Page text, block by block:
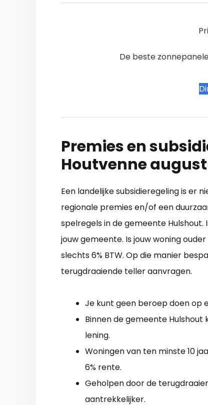
De beste
Premies en
Houtvenne
Een landelijke subsidieregeling is er
regionale premies en/of een
spelregels in de gemeente
jouw gemeente. Is jouw woning
slechts 6% BTW. Op die manier
terugdraaiende teller aanvragen.
Je kunt geen beroep doen op
Binnen de gemeente
lening.
Woningen van ten minste 10
6% rente.
Geholpen door de
aantrekkelijker.